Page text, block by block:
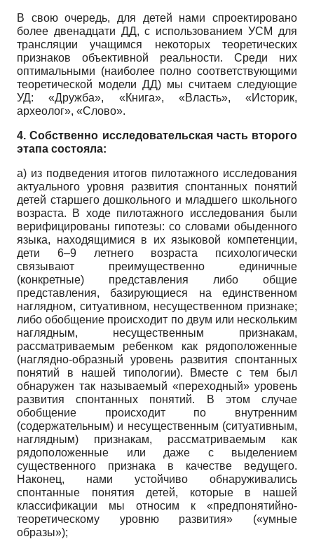
В свою очередь, для детей нами спроектировано
более двенадцати ДД, с использованием УСМ для
трансляции учащимся некоторых теоретических
признаков объективной реальности. Среди них
оптимальными (наиболее полно соответствующими
теоретической модели ДД) мы считаем следующие
УД: «Дружба», «Книга», «Власть», «Историк,
археолог», «Слово».
4. Собственно исследовательская часть второго
этапа состояла:
а) из подведения итогов пилотажного исследования
актуального уровня развития спонтанных понятий
детей старшего дошкольного и младшего школьного
возраста. В ходе пилотажного исследования были
верифицированы гипотезы: со словами обыденного
языка, находящимися в их языковой компетенции,
дети 6–9 летнего возраста психологически
связывают преимущественно единичные
(конкретные) представления либо общие
представления, базирующиеся на единственном
наглядном, ситуативном, несущественном признаке;
либо обобщение происходит по двум или нескольким
наглядным, несущественным признакам,
рассматриваемым ребенком как рядоположенные
(наглядно-образный уровень развития спонтанных
понятий в нашей типологии). Вместе с тем был
обнаружен так называемый «переходный» уровень
развития спонтанных понятий. В этом случае
обобщение происходит по внутренним
(содержательным) и несущественным (ситуативным,
наглядным) признакам, рассматриваемым как
рядоположенные или даже с выделением
существенного признака в качестве ведущего.
Наконец, нами устойчиво обнаруживались
спонтанные понятия детей, которые в нашей
классификации мы относим к «предпонятийно-
теоретическому уровню развития» («умные
образы»);